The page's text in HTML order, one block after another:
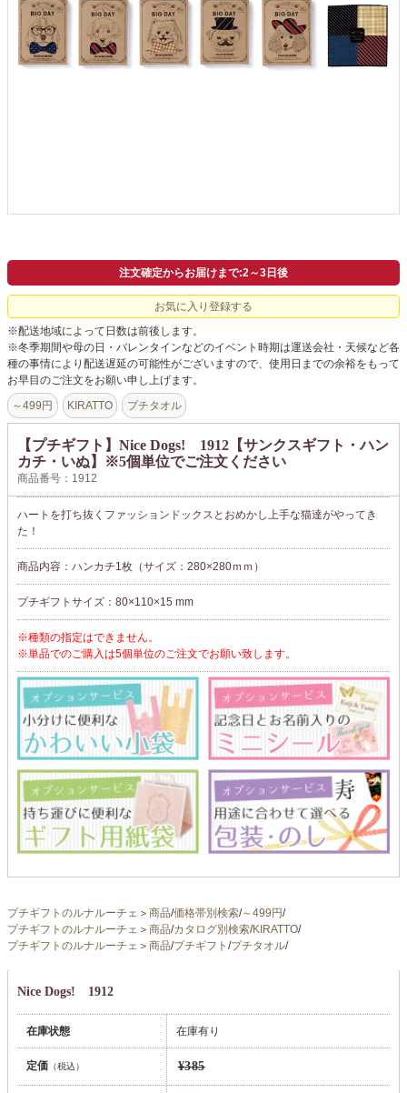
引出物ギフト
カタログギフト
よくあるご質問
ドメイン指定受信について
無料サンプル・資料請求
お問合せ
注文確定からお届けまで:2～3日後
お気に入り登録する
※配送地域によって日数は前後します。
※冬季期間や母の日・バレンタインなどのイベント時期は運送会社・天候など各
種の事情により配送遅延の可能性がございますので、使用日までの余裕をもって
お早目のご注文をお願い申し上げます。
～499円 KIRATTO プチタオル
【プチギフト】Nice Dogs! 1912【サンクスギフト・ハン
カチ・いぬ】※5個単位でご注文ください
商品番号：1912
ハートを打ち抜くファッションドックスとおめかし上手な猫達がやってき
た！
商品内容：ハンカチ1枚（サイズ：280×280ｍｍ）
プチギフトサイズ：80×110×15 mm
※種類の指定はできません。
※単品でのご購入は5個単位のご注文でお願い致します。
プチギフトのルナルーチェ ＞ 商品/価格帯別検索/～499円/
プチギフトのルナルーチェ ＞ 商品/カタログ別検索/KIRATTO/
プチギフトのルナルーチェ ＞ 商品/プチギフト /プチタオル/
Nice Dogs! 1912
在庫状態 在庫有り
定価（税込） ¥385